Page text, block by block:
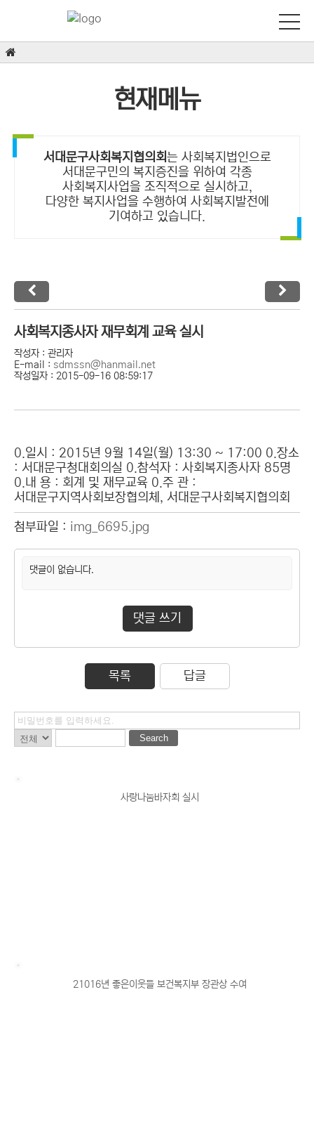
현재메뉴
서대문구사회복지협의회는 사회복지법인으로
서대문구민의 복지증진을 위하여 각종
사회복지사업을 조직적으로 실시하고,
다양한 복지사업을 수행하여 사회복지발전에
기여하고 있습니다.
사회복지종사자 재무회계 교육 실시
작성자 : 관리자
E-mail : sdmssn@hanmail.net
작성일자 : 2015-09-16 08:59:17
0.일시 : 2015년 9월 14일(월) 13:30 ~ 17:00 0.장소
: 서대문구청대회의실 0.참석자 : 사회복지종사자 85명
0.내 용 : 회계 및 재무교육 0.주 관 :
서대문구지역사회보장협의체, 서대문구사회복지협의회
첨부파일 : img_6695.jpg
댓글이 없습니다.
댓글 쓰기
목록 답글
Search
사랑나눔바자회 실시
21016년 좋은이웃들 보건복지부 장관상 수여